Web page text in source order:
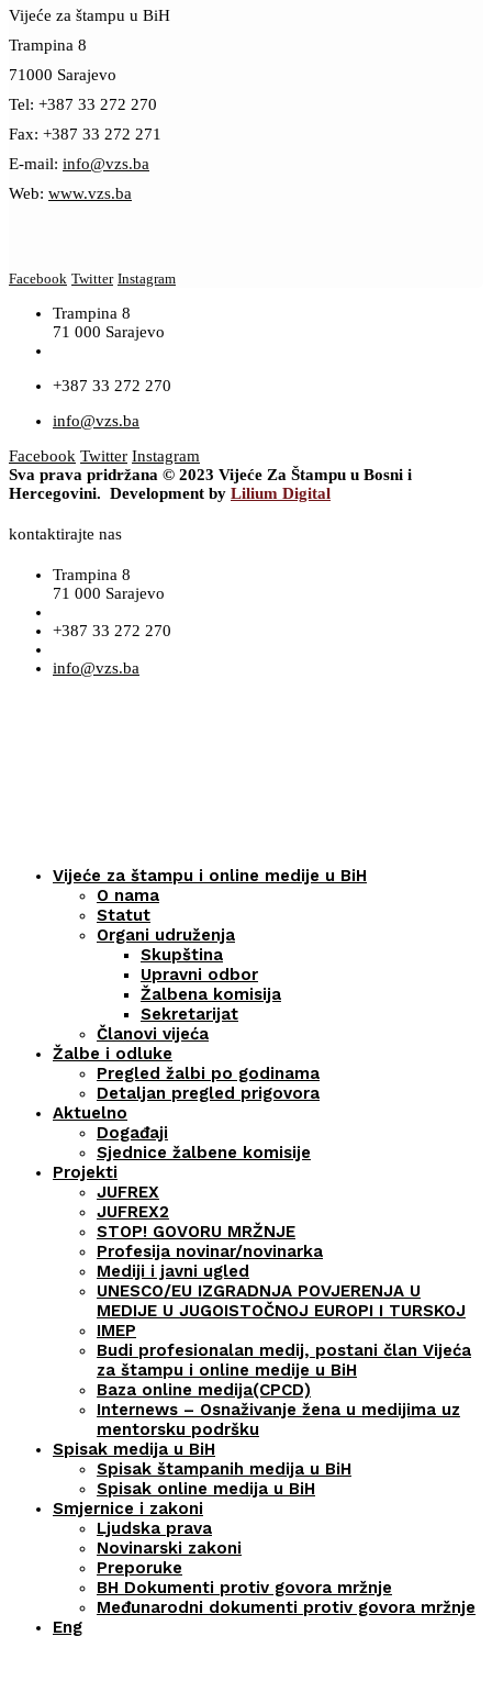
Vijeće za štampu u BiH
Trampina 8
71000 Sarajevo
Tel: +387 33 272 270
Fax: +387 33 272 271
E-mail: info@vzs.ba
Web: www.vzs.ba
Facebook Twitter Instagram
Trampina 8
71 000 Sarajevo
+387 33 272 270
info@vzs.ba
Facebook Twitter Instagram
Sva prava pridržana © 2023 Vijeće Za Štampu u Bosni i
Hercegovini. Development by Lilium Digital
kontaktirajte nas
Trampina 8
71 000 Sarajevo
+387 33 272 270
info@vzs.ba
Vijeće za štampu i online medije u BiH
O nama
Statut
Organi udruženja
Skupština
Upravni odbor
Žalbena komisija
Sekretarijat
Članovi vijeća
Žalbe i odluke
Pregled žalbi po godinama
Detaljan pregled prigovora
Aktuelno
Događaji
Sjednice žalbene komisije
Projekti
JUFREX
JUFREX2
STOP! GOVORU MRŽNJE
Profesija novinar/novinarka
Mediji i javni ugled
UNESCO/EU IZGRADNJA POVJERENJA U
MEDIJE U JUGOISTOČNOJ EUROPI I TURSKOJ
IMEP
Budi profesionalan medij, postani član Vijeća
za štampu i online medije u BiH
Baza online medija(CPCD)
Internews – Osnaživanje žena u medijima uz
mentorsku podršku
Spisak medija u BiH
Spisak štampanih medija u BiH
Spisak online medija u BiH
Smjernice i zakoni
Ljudska prava
Novinarski zakoni
Preporuke
BH Dokumenti protiv govora mržnje
Međunarodni dokumenti protiv govora mržnje
Eng